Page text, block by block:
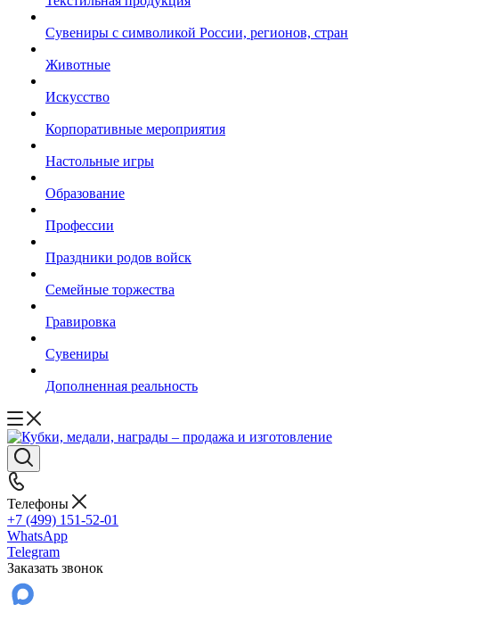
Сувениры с символикой России, регионов, стран
Животные
Искусство
Корпоративные мероприятия
Настольные игры
Образование
Профессии
Праздники родов войск
Семейные торжества
Гравировка
Сувениры
Дополненная реальность
Телефоны
+7 (499) 151-52-01
WhatsApp
Telegram
Заказать звонок